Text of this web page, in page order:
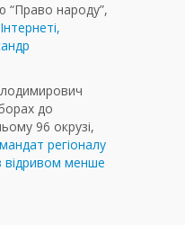
“Право народу”,
до
96 окрузі,
регіоналу
відривом менше